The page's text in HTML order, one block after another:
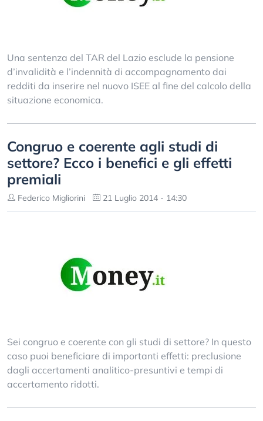
Una sentenza del TAR del Lazio esclude la pensione
d’invalidità e l’indennità di accompagnamento dai
redditi da inserire nel nuovo ISEE al fine del calcolo della
situazione economica.
Congruo e coerente agli studi di
settore? Ecco i benefici e gli effetti
premiali
Federico Migliorini 21 Luglio 2014 - 14:30
Sei congruo e coerente con gli studi di settore? In questo
caso puoi beneficiare di importanti effetti: preclusione
dagli accertamenti analitico-presuntivi e tempi di
accertamento ridotti.